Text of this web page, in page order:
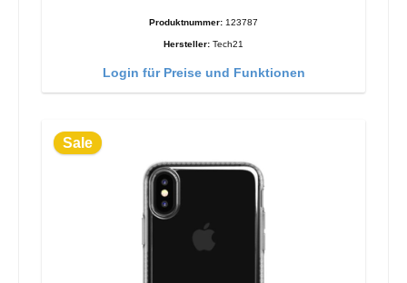
Produktnummer: 123787
Hersteller: Tech21
Login für Preise und Funktionen
Sale